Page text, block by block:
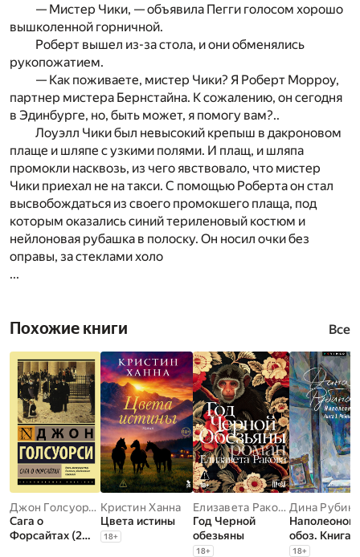
— Мистер Чики, — объявила Пегги голосом хорошо
вышколенной горничной.
Роберт вышел из-за стола, и они обменялись
рукопожатием.
— Как поживаете, мистер Чики? Я Роберт Морроу,
партнер мистера Бернстайна. К сожалению, он сегодня
в Эдинбурге, но, быть может, я помогу вам?..
Лоуэлл Чики был невысокий крепыш в дакроновом
плаще и шляпе с узкими полями. И плащ, и шляпа
промокли насквозь, из чего явствовало, что мистер
Чики приехал не на такси. С помощью Роберта он стал
высвобождаться из своего промокшего плаща, под
которым оказались синий териленовый костюм и
нейлоновая рубашка в полоску. Он носил очки без
оправы, за стеклами холо
...
Похожие книги Все
Джон Голсуорси
Сага о
Форсайтах (2
Кристин Ханна
Цвета истины
18+
Елизавета Ракова
Год Черной
обезьяны
18+
Дина Рубина
Наполеонов
обоз. Книга
Рябиновый
18+